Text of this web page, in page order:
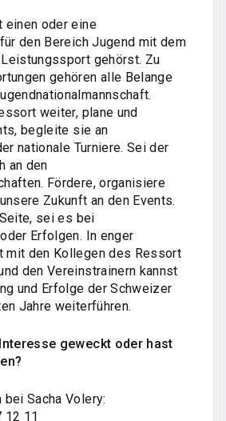
oder eine
den Bereich Jugend mit dem
gehörst. Zu
gehören alle Belange
weiter, plane und
begleite sie an
nationale Turniere. Sei der
an den
Fördere, organisiere
Zukunft an den Events.
sei es bei
Erfolgen. In enger
mit den Kollegen des Ressort
den Vereinstrainern kannst
und Erfolge der Schweizer
Jahre weiterführen.
geweckt oder hast
bei Sacha Volery:
12 11